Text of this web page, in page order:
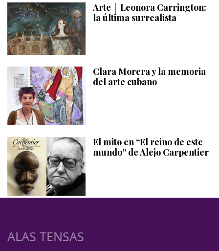
Arte │ Leonora Carrington:
la última surrealista
Clara Morera y la memoria
del arte cubano
El mito en “El reino de este
mundo” de Alejo Carpentier
ALAS TENSAS